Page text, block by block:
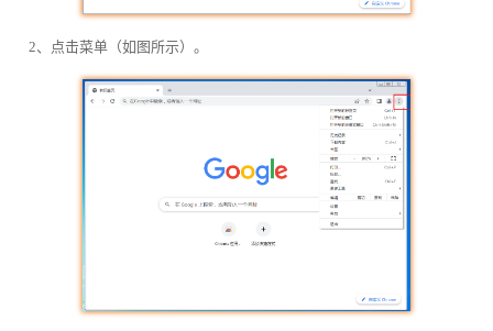
2、点击菜单（如图所示）。